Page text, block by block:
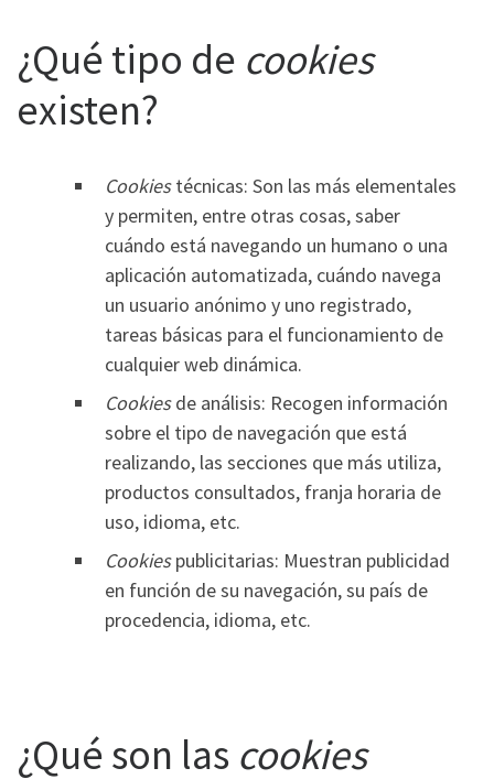
¿Qué tipo de cookies
existen?
Cookiestécnicas: Son las más elementales
y permiten, entre otras cosas, saber
cuándo está navegando un humano o una
aplicación automatizada, cuándo navega
un usuario anónimo y uno registrado,
tareas básicas para el funcionamiento de
cualquier web dinámica.
Cookiesde análisis: Recogen información
sobre el tipo de navegación que está
realizando, las secciones que más utiliza,
productos consultados, franja horaria de
uso, idioma, etc.
Cookiespublicitarias: Muestran publicidad
en función de su navegación, su país de
procedencia, idioma, etc.
¿Qué son las cookies